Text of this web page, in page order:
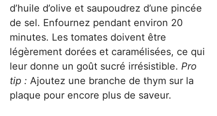
d’huile d’olive et saupoudrez d’une pincée
de sel. Enfournez pendant environ 20
minutes. Les tomates doivent être
légèrement dorées et caramélisées, ce qui
leur donne un goût sucré irrésistible. Pro
tip : Ajoutez une branche de thym sur la
plaque pour encore plus de saveur.